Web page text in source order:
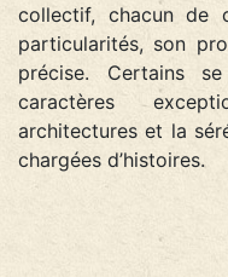
collectif, chacun de
particularités, son
précise. Certains
caractères
architectures et la
chargées d’histoires.